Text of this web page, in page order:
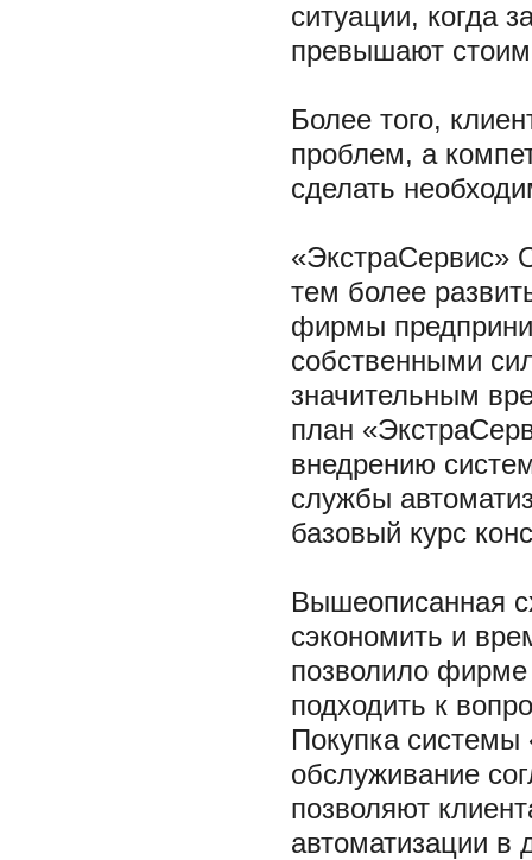
ситуации, когда
превышают
Более того,
проблем, а
сделать
«ЭкстраСервис»
тем более
фирмы
собственными
значительным
план
внедрению
службы
базовый курс
Вышеописанная
сэкономить и
позволило
подходить к
Покупка
обслуживание
позволяют
автоматизации в